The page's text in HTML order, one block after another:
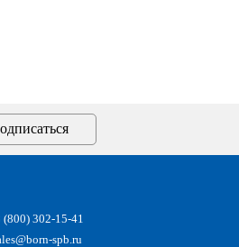
(800) 302-15-41
spb.ru